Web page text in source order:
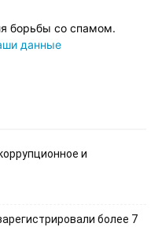
борьбы со спамом.
данные
и
более 7